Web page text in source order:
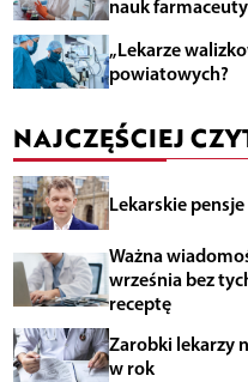
nauk
„Lekarze
powiatowych?
NAJCZĘŚCIEJ
Lekarskie
Ważna
września bez
receptę
Zarobki lekarzy
w rok